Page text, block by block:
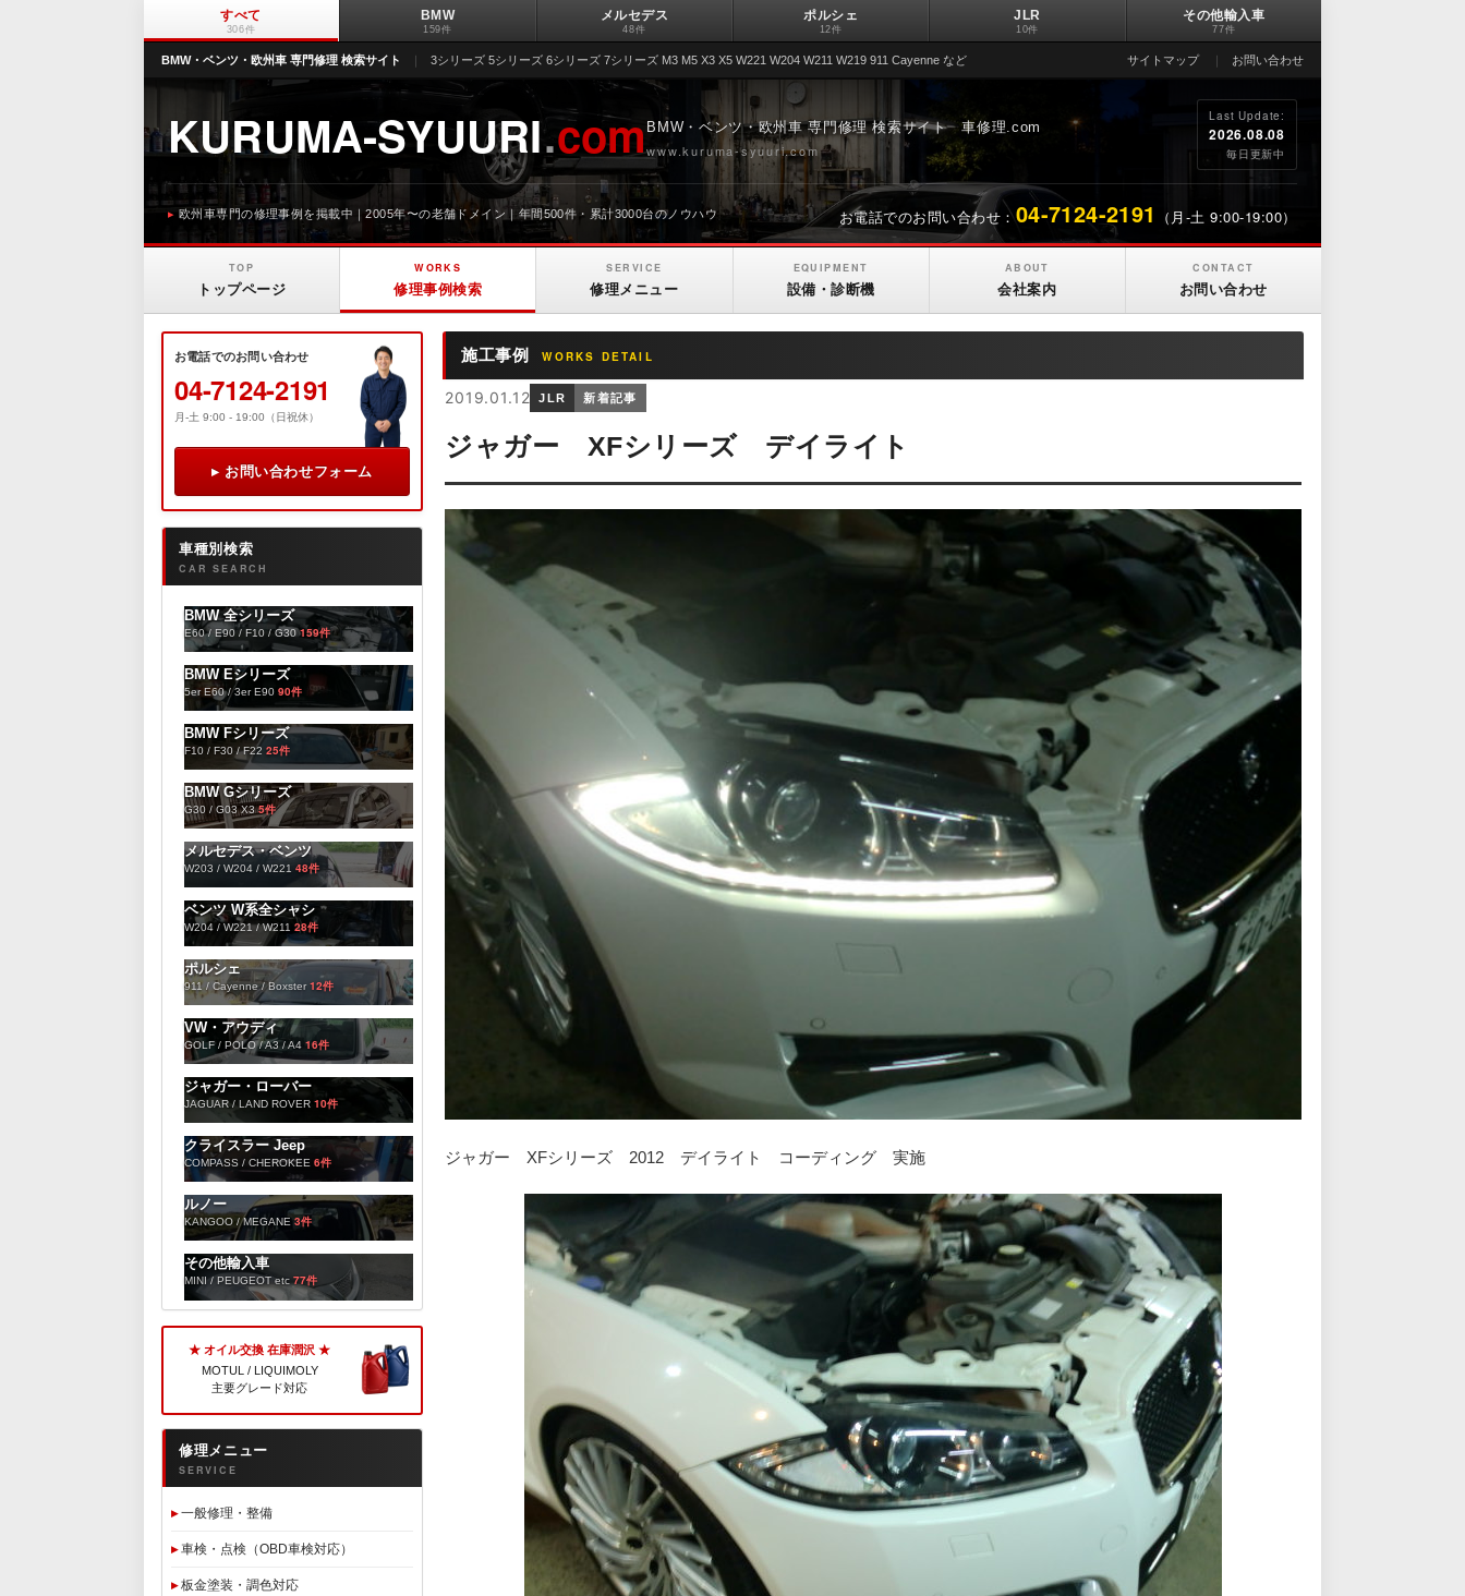
すべて
306件
BMW
159件
メルセデス
48件
ポルシェ
12件
JLR
10件
その他輸入車
77件
BMW・ベンツ・欧州車 専門修理 検索サイト 3シリーズ 5シリーズ 6シリーズ 7シリーズ M3 M5 X3 X5 W221 W204 W211 W219 911 Cayenne など サイトマップ お問い合わせ
KURUMA-SYUURI.comBMW・ベンツ・欧州車 専門修理 検索サイト 車修理.com
www.kuruma-syuuri.com
Last Update:
2026.08.08
毎日更新中
欧州車専門の修理事例を掲載中｜2005年〜の老舗ドメイン｜年間500件・累計3000台のノウハウ お電話でのお問い合わせ：04-7124-2191 （月-土 9:00-19:00）
TOP
トップページ
WORKS
修理事例検索
SERVICE
修理メニュー
EQUIPMENT
設備・診断機
ABOUT
会社案内
CONTACT
お問い合わせ
お電話でのお問い合わせ
04-7124-2191
月-土 9:00 - 19:00（日祝休）
▸ お問い合わせフォーム
車種別検索
CAR SEARCH
BMW 全シリーズ
E60 / E90 / F10 / G30159件
BMW Eシリーズ
5er E60 / 3er E90 90件
BMW Fシリーズ
F10 / F30 / F22 25件
BMW Gシリーズ
G30 / G03 X35件
メルセデス・ベンツ
W203 / W204 / W221 48件
ベンツ W系全シャシ
W204 / W221 / W211 28件
ポルシェ
911 / Cayenne / Boxster12件
VW・アウディ
GOLF / POLO / A3 / A4 16件
ジャガー・ローバー
JAGUAR / LAND ROVER 10件
クライスラー Jeep
COMPASS / CHEROKEE 6件
ルノー
KANGOO / MEGANE3件
その他輸入車
MINI / PEUGEOT etc 77件
★ オイル交換 在庫潤沢 ★
MOTUL / LIQUIMOLY
主要グレード対応
修理メニュー
SERVICE
一般修理・整備
車検・点検（OBD車検対応）
板金塗装・調色対応
施工事例 WORKS DETAIL
2019.01.12 JLR 新着記事
ジャガー XFシリーズ デイライト
ジャガー XFシリーズ 2012 デイライト コーディング 実施